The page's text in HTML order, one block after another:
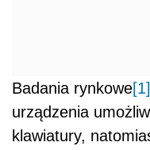
Badania rynkowe[1]
urządzenia
klawiatury,